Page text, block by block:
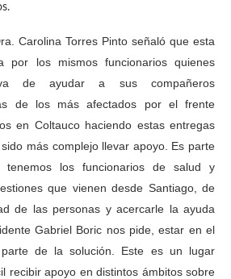
Carolina Torres Pinto señaló que esta
por los mismos funcionarios quienes
de ayudar a sus compañeros
de los más afectados por el frente
en Coltauco haciendo estas entregas
más complejo llevar apoyo. Es parte
tenemos los funcionarios de salud y
que vienen desde Santiago, de
de las personas y acercarle la ayuda
Gabriel Boric nos pide, estar en el
de la solución. Este es un lugar
recibir apoyo en distintos ámbitos sobre